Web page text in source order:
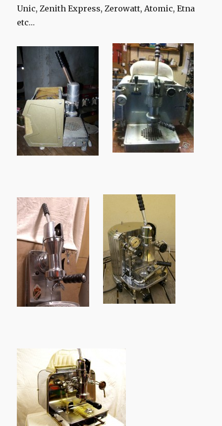
Unic, Zenith Express, Zerowatt, Atomic, Etna
etc…